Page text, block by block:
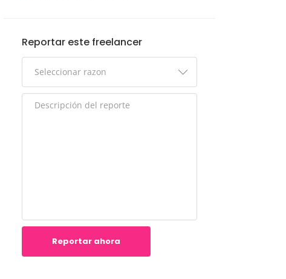
Reportar este freelancer
Reportar ahora